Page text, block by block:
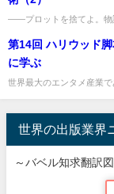
――プロットを捨てよ。物
ン・クーンツ（Dean
緻密なアウトライン...
第14回 ハリウッド
に学ぶ
世界最大のエンタメ産業
West）の2024年年次...
世界の出版業界
～バベル知求翻訳